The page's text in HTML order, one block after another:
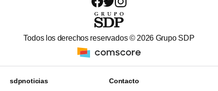
Todos los derechos reservados © 2026 Grupo SDP
sdpnoticias Contacto